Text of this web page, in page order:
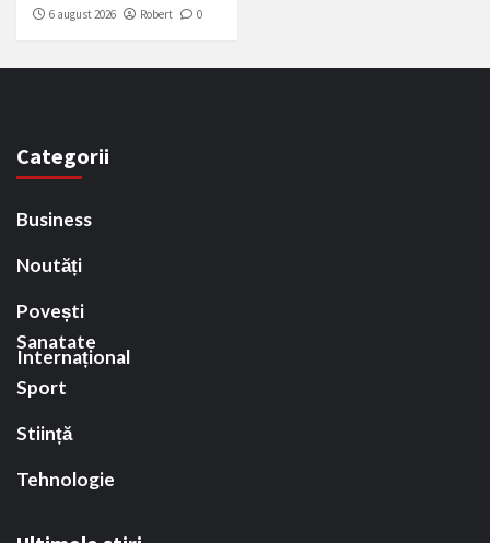
6 august 2026 Robert 0
Categorii
Business
Noutăți
Povești
Internațional
Sanatate
Sport
Stiință
Tehnologie